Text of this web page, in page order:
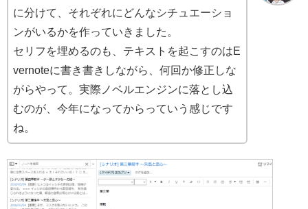
に分けて、それぞれにどんなシチュエーショ
ンがいるかを作っていきました。
セリフを埋めるのも、テキストを起こすのはE
vernoteに書き書きしながら、何回か修正しな
がらやって。実際ノベルエンジンに落とし込
むのが、今年になってからっていう感じです
ね。